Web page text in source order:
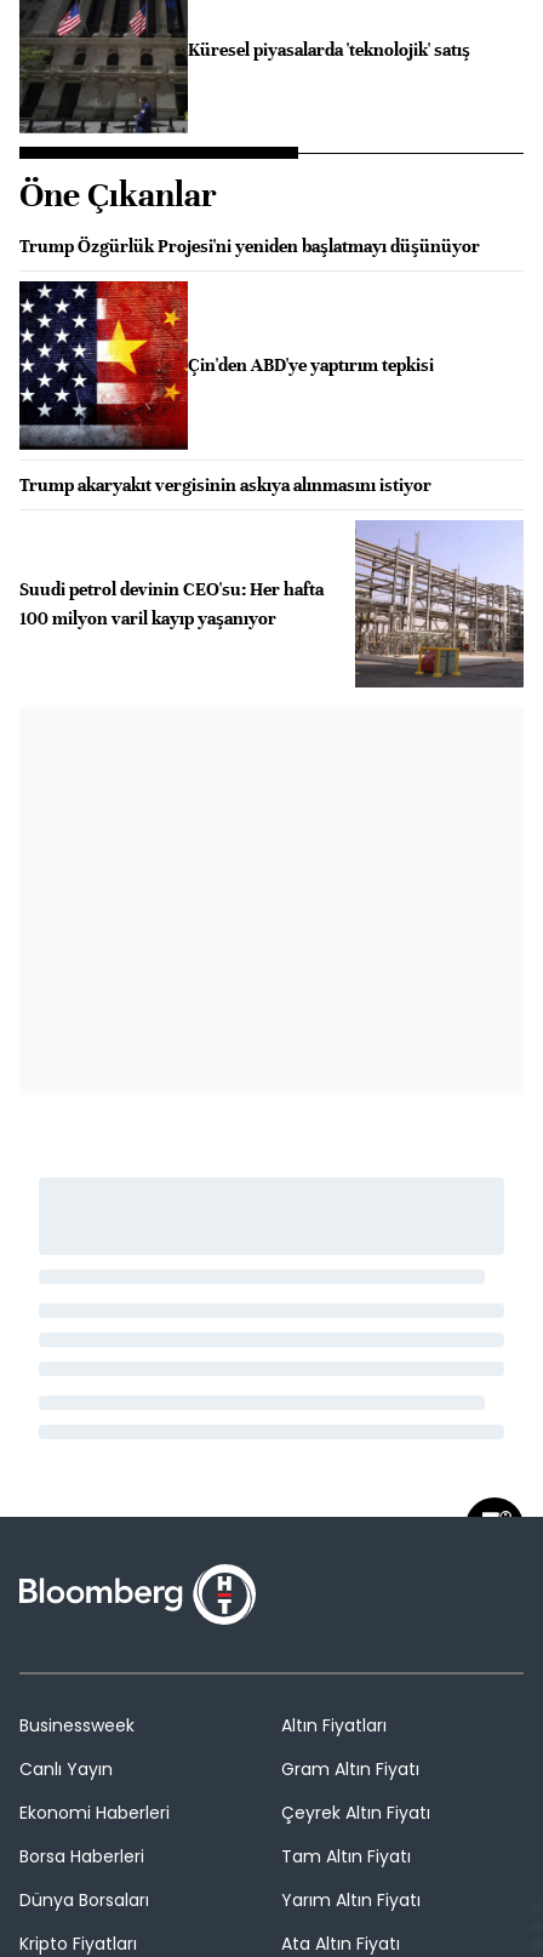
Küresel piyasalarda 'teknolojik' satış
Öne Çıkanlar
Trump Özgürlük Projesi'ni yeniden başlatmayı düşünüyor
Çin'den ABD'ye yaptırım tepkisi
Trump akaryakıt vergisinin askıya alınmasını istiyor
Suudi petrol devinin CEO'su: Her hafta
100 milyon varil kayıp yaşanıyor
Businessweek
Canlı Yayın
Ekonomi Haberleri
Borsa Haberleri
Dünya Borsaları
Kripto Fiyatları
Altın Fiyatları
Gram Altın Fiyatı
Çeyrek Altın Fiyatı
Tam Altın Fiyatı
Yarım Altın Fiyatı
Ata Altın Fiyatı